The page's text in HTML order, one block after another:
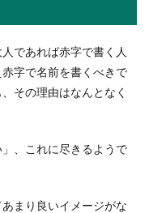
に渡したいときのポ
は
院するときには、お世話に
お礼を渡したいという人も
練習方法
であれば赤字で書く人
字で名前を書くべきで
その理由はなんとなく
、これに尽きるようで
まり良いイメージがな